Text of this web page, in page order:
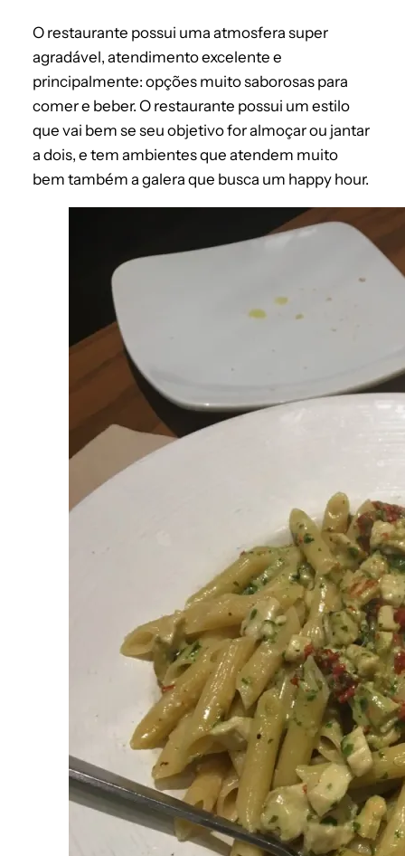
O restaurante possui uma atmosfera super
agradável, atendimento excelente e
principalmente: opções muito saborosas para
comer e beber. O restaurante possui um estilo
que vai bem se seu objetivo for almoçar ou jantar
a dois, e tem ambientes que atendem muito
bem também a galera que busca um happy hour.